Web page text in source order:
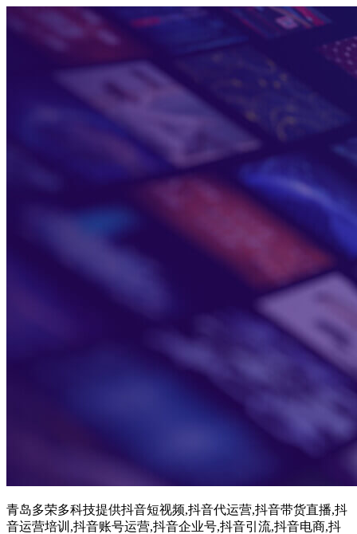
青岛多荣多科技提供抖音短视频,抖音代运营,抖音带货直播,抖
音运营培训,抖音账号运营,抖音企业号,抖音引流,抖音电商,抖